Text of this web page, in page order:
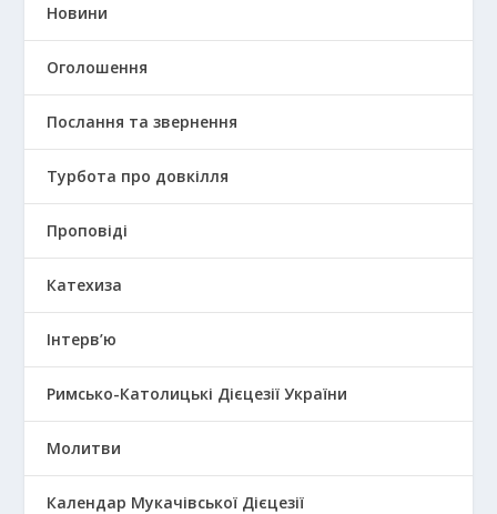
Новини
Оголошення
Послання та звернення
Турбота про довкілля
Проповіді
Катехиза
Інтерв’ю
Римсько-Католицькі Дієцезії України
Молитви
Календар Мукачівської Дієцезії